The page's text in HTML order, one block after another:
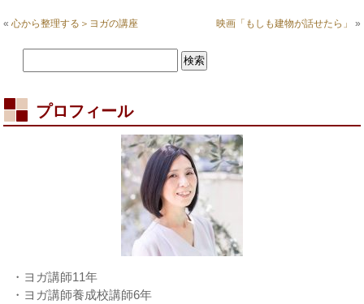
一
«心から整理する＞ヨガの講座 映画「もしも建物が話せたら」 »
プロフィール
・ヨガ講師11年
・ヨガ講師養成校講師6年